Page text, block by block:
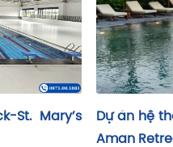
tối ưu không?” (chọn
nhanh không?” (hậu
“bán đúng – lắp
lâu dài để công trình
trời tại
Dự án hồ bơi
Tam Cốc